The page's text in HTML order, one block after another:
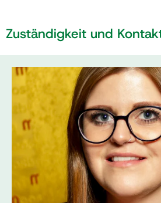
Zuständigkeit und